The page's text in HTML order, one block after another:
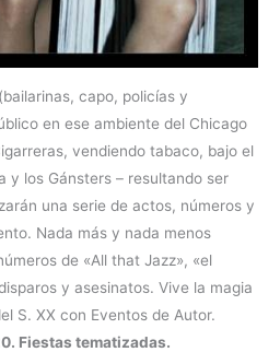
capo, policías y
en ese ambiente del Chicago
vendiendo tabaco, bajo el
y los Gánsters – resultando ser
una serie de actos, números y
Nada más y nada menos
de «All that Jazz», «el
y asesinatos. Vive la magia
S. XX con Eventos de Autor.
Fiestas tematizadas.